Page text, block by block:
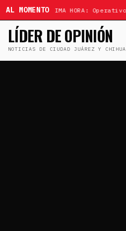
AL MOMENTOÚLTIMA HORA:
LÍDER DE OPINIÓN
NOTICIAS DE CIUDAD JUÁREZ Y